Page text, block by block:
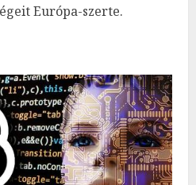
Európa-szerte.